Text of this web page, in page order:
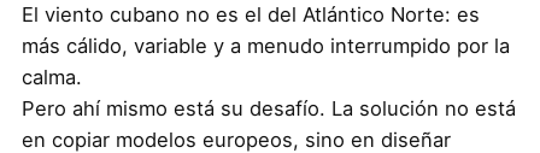
El viento cubano no es el del Atlántico Norte: es
más cálido, variable y a menudo interrumpido por la
calma.
Pero ahí mismo está su desafío. La solución no está
en copiar modelos europeos, sino en diseñar